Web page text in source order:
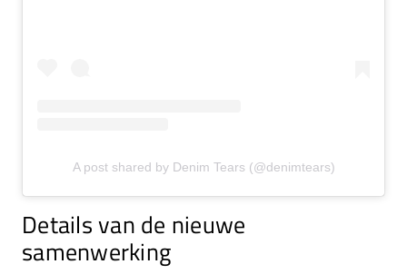
A post shared by Denim Tears (@denimtears)
Details van de nieuwe
samenwerking